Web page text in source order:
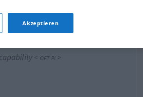
the making of him
capability < OFTPL >
Akzeptieren